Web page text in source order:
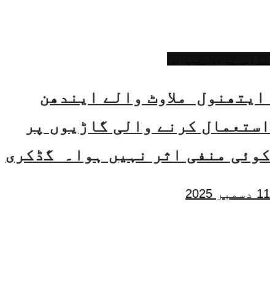
ایتھنول ملاوٹ والے ایندھن
استعمال کرنے والی گاڑیوں پر
کوئی منفی اثر نہیں ہوا۔ گڈکری
11 دسمبر 2025